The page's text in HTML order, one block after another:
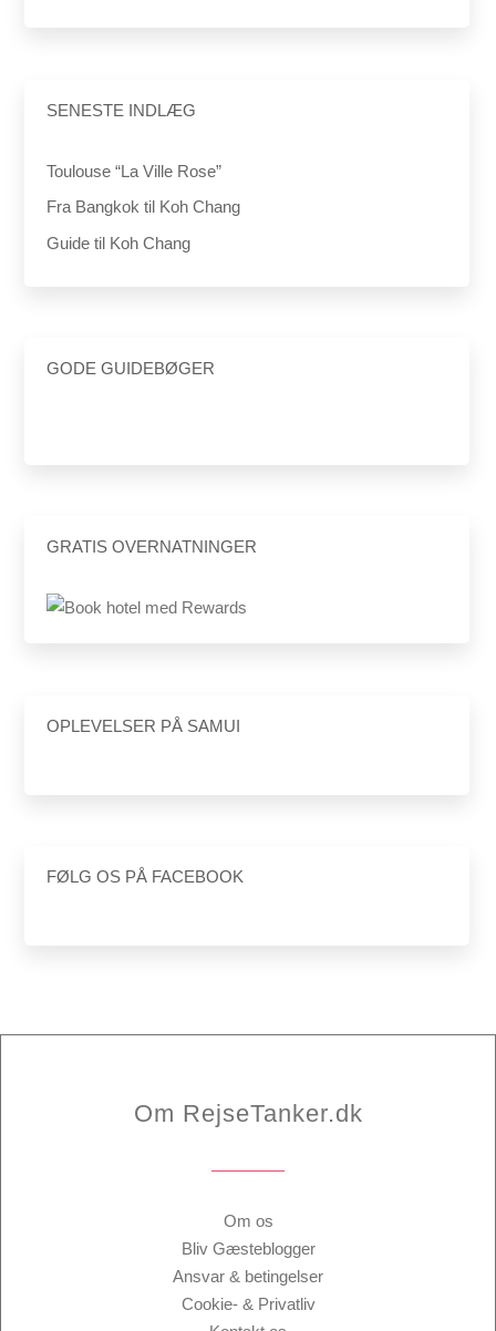
SENESTE INDLÆG
Toulouse “La Ville Rose”
Fra Bangkok til Koh Chang
Guide til Koh Chang
GODE GUIDEBØGER
GRATIS OVERNATNINGER
OPLEVELSER PÅ SAMUI
FØLG OS PÅ FACEBOOK
Om RejseTanker.dk
Om os
Bliv Gæsteblogger
Ansvar & betingelser
Cookie- & Privatliv